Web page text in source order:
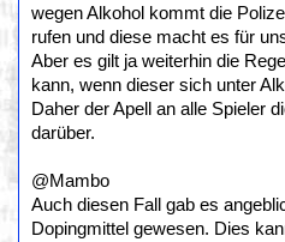
wegen Alkohol kommt die
rufen und diese macht es für
Aber es gilt ja weiterhin die
kann, wenn dieser sich unter
Daher der Apell an alle Spieler
darüber.
@Mambo
Auch diesen Fall gab es
Dopingmittel gewesen. Dies